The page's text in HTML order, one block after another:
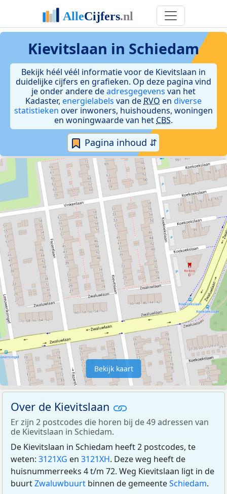
Kievitslaan in Schiedam
Bekijk héél véél informatie voor de Kievitslaan in
duidelijke cijfers en grafieken. Op deze pagina vind
je onder andere deadresgegevens van het
Kadaster, energielabels van de RVO en diverse
statistieken over inwoners, huishoudens, woningen
en woningwaarde van het CBS.
Pagina inhoud ⇵
Bekijk kaart
Over de Kievitslaan
Er zijn 2 postcodes die horen bij de 49 adressen van
de Kievitslaan in Schiedam.
De Kievitslaan in Schiedam heeft 2 postcodes, te
weten: 3121XG en 3121XH. Deze weg heeft de
huisnummerreeks 4 t/m 72. Weg Kievitslaan ligt in de
buurtZwaluwbuurt binnen de gemeenteSchiedam.